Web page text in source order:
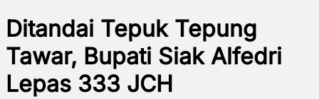
Ditandai Tepuk Tepung
Tawar, Bupati Siak Alfedri
Lepas 333 JCH